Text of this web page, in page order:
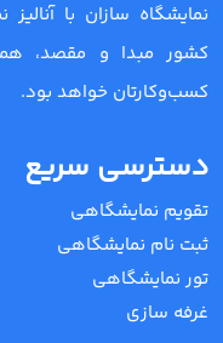
نمایشگاه سازان با
کشور مبدا و مقصد،
کسب‌وکارتان خواهد بود.
دسترسی سریع
تقویم نمایشگاهی
ثبت نام نمایشگاهی
تور نمایشگاهی
غرفه سازی